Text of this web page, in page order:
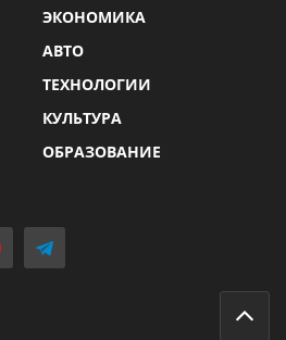
ЭКОНОМИКА
АВТО
ТЕХНОЛОГИИ
КУЛЬТУРА
ОБРАЗОВАНИЕ